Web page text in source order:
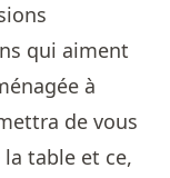
qui aiment
à
de vous
table et ce,